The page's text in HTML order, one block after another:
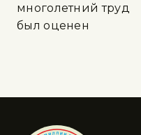
многолетний труд
был оценен